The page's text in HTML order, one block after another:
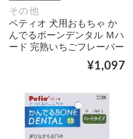
その他
ペティオ 犬用おもちゃ か
んでるボーンデンタル Ｍハ
ード 完熟いちごフレーバー
¥1,097